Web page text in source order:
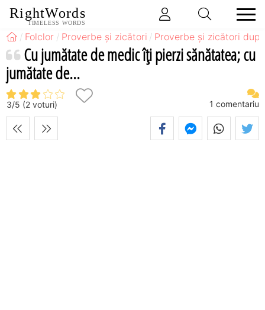
RightWords
TIMELESS WORDS
Folclor Proverbe și zicători Proverbe și zicători
Cu jumătate de medic îţi pierzi sănătatea; cu
jumătate de...
3/5 (2 voturi) 1 comentariu